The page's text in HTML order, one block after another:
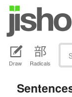
Draw Radicals